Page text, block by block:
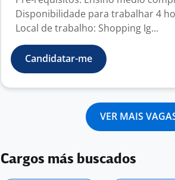
Disponibilidade para trabalhar 4
Local de trabalho: Shopping Ig...
Candidatar-me
VER MAIS
Cargos más buscados